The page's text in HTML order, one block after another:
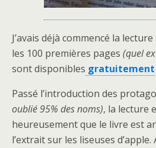
J’avais déjà commencé la
les 100 premières pages (quel
sont disponibles gratuitement
Passé l’introduction des
oublié 95% des noms), la lecture
heureusement que le livre est
l’extrait sur les liseuses